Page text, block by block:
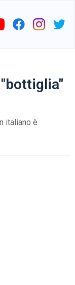
italiano è